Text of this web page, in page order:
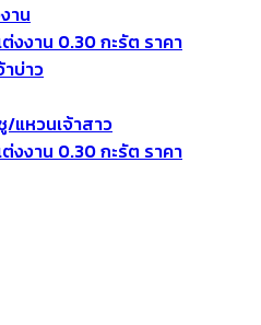
าน
งงาน 0.30 กะรัต ราคา
บ่าว
หวนเจ้าสาว
งงาน 0.30 กะรัต ราคา